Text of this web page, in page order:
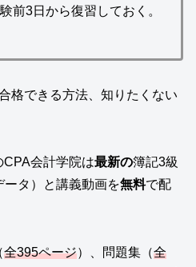
前3日から復習しておく。
格できる方法、知りたくない
CPA会計学院は最新の簿記3級
タ）と講義動画を無料で配
全395ページ）、問題集（全